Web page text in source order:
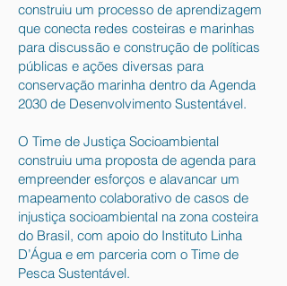
construiu um processo de aprendizagem
que conecta redes costeiras e marinhas
para discussão e construção de políticas
públicas e ações diversas para
conservação marinha dentro da Agenda
2030 de Desenvolvimento Sustentável.
O Time de Justiça Socioambiental
construiu uma proposta de agenda para
empreender esforços e alavancar um ​
mapeamento colaborativo de casos de
injustiça socioambiental na zona costeira
do Brasil​, com apoio do Instituto Linha
D’Água e em parceria com o Time de
Pesca Sustentável.